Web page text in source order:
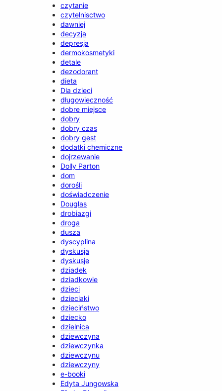
czytanie
czytelnisctwo
dawniej
decyzja
depresja
dermokosmetyki
detale
dezodorant
dieta
Dla dzieci
długowieczność
dobre miejsce
dobry
dobry czas
dobry gest
dodatki chemiczne
dojrzewanie
Dolly Parton
dom
dorośli
doświadczenie
Douglas
drobiazgi
droga
dusza
dyscyplina
dyskusja
dyskusje
dziadek
dziadkowie
dzieci
dzieciaki
dzieciństwo
dziecko
dzielnica
dziewczyna
dziewczynka
dziewczynu
dziewczyny
e-booki
Edyta Jungowska